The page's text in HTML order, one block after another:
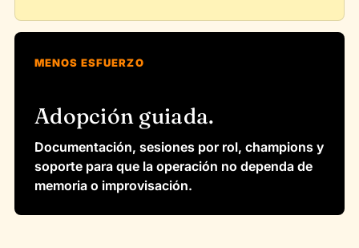
MENOS ESFUERZO
Adopción guiada.
Documentación, sesiones por rol, champions y
soporte para que la operación no dependa de
memoria o improvisación.